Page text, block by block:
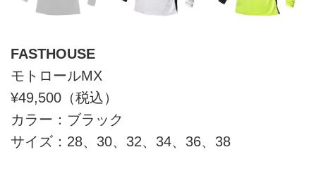
FASTHOUSE
モトロールMX
¥49,500（税込）
カラー：ブラック
サイズ：28、30、32、34、36、38